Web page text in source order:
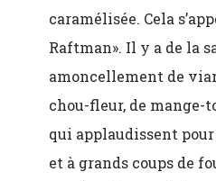
caramélisée. Cela
Raftman». Il y a de la
amoncellement de
chou-fleur, de mange-
qui applaudissent
et à grands coups de